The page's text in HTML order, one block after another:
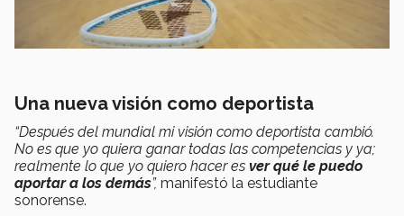
Una nueva visión como deportista
“Después del mundial mi visión como deportista cambió.
No es que yo quiera ganar todas las competencias y ya;
realmente lo que yo quiero hacer es ver qué le puedo
aportar a los demás”, manifestó la estudiante
sonorense.